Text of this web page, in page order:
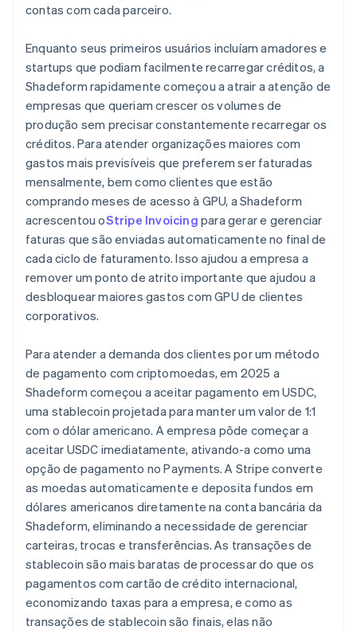
contas com cada parceiro.
Enquanto seus primeiros usuários incluíam amadores e
startups que podiam facilmente recarregar créditos, a
Shadeform rapidamente começou a atrair a atenção de
empresas que queriam crescer os volumes de
produção sem precisar constantemente recarregar os
créditos. Para atender organizações maiores com
gastos mais previsíveis que preferem ser faturadas
mensalmente, bem como clientes que estão
comprando meses de acesso à GPU, a Shadeform
acrescentou oStripe Invoicing para gerar e gerenciar
faturas que são enviadas automaticamente no final de
cada ciclo de faturamento. Isso ajudou a empresa a
remover um ponto de atrito importante que ajudou a
desbloquear maiores gastos com GPU de clientes
corporativos.
Para atender a demanda dos clientes por um método
de pagamento com criptomoedas, em 2025 a
Shadeform começou a aceitar pagamento em USDC,
uma stablecoin projetada para manter um valor de 1:1
com o dólar americano. A empresa pôde começar a
aceitar USDC imediatamente, ativando-a como uma
opção de pagamento no Payments. A Stripe converte
as moedas automaticamente e deposita fundos em
dólares americanos diretamente na conta bancária da
Shadeform, eliminando a necessidade de gerenciar
carteiras, trocas e transferências. As transações de
stablecoin são mais baratas de processar do que os
pagamentos com cartão de crédito internacional,
economizando taxas para a empresa, e como as
transações de stablecoin são finais, elas não